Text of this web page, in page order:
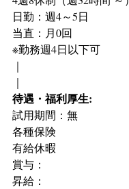
日勤：週4～5日
当直：月0回
※勤務週4日以下可
｜
｜
待遇・福利厚生:
試用期間：無
各種保険
有給休暇
賞与：
昇給：